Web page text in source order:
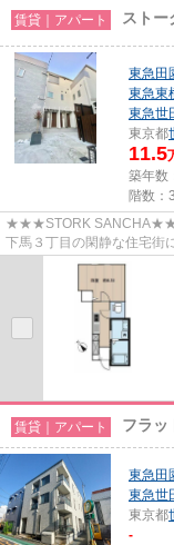
賃貸｜アパート ストー
東急田
東急東
東急世
東京都
11.5
築年数
階数：
★★★STORK SANCHA★★★
下馬３丁目の閑静な住宅街
徒歩１分に渋谷行きと、中
賃貸｜アパート フラッ
東急田
東急世
東京都
-